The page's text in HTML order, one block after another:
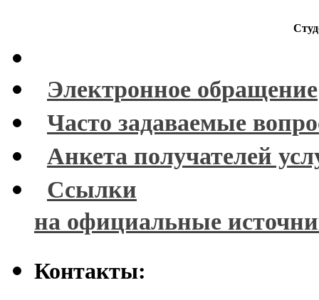
Электронное обращение
Часто задаваемые
Анкета получателей
Ссылки
на официальные
Контакты: